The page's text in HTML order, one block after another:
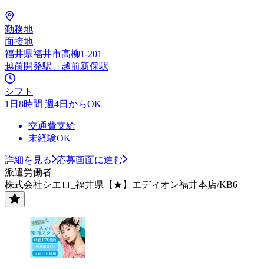
勤務地
面接地
福井県福井市高柳1-201
越前開発駅、越前新保駅
シフト
1日8時間 週4日からOK
交通費支給
未経験OK
詳細を見る
応募画面に進む
派遣労働者
株式会社シエロ_福井県【★】エディオン福井本店/KB6